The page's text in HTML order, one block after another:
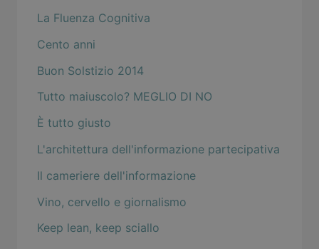
La Fluenza Cognitiva
Cento anni
Buon Solstizio 2014
Tutto maiuscolo? MEGLIO DI NO
È tutto giusto
L'architettura dell'informazione partecipativa
Il cameriere dell'informazione
Vino, cervello e giornalismo
Keep lean, keep sciallo